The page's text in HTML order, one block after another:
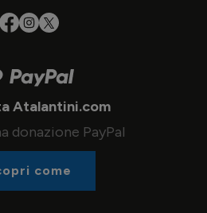
Atalantini.com
donazione PayPal
come